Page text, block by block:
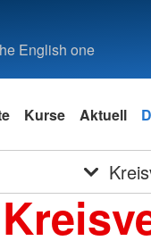
English one
Kurse Aktuell